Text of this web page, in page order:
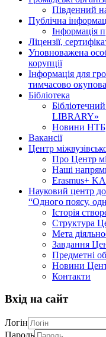
Південний
Публічна
Інформація
Ліцензії,
Уповноважена
корупції
Інформація для
тимчасово
Бібліотека
LIBRARY»
Новини НТБ
Вакансії
Центр
Про Центр
Наші
Erasmus+
Науковий центр
“Одного поясу,
Історія
Структура
Мета
Завдання
Предметні
Новини
Контакти
Вхід на сайт
Логін
Пароль